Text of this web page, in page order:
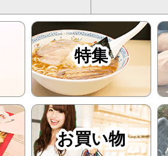
特集
お買い物